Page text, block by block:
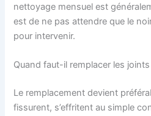
nettoyage mensuel est
est de ne pas attendre que le
pour intervenir.
Quand faut-il remplacer les
Le remplacement devient
fissurent, s’effritent au simple